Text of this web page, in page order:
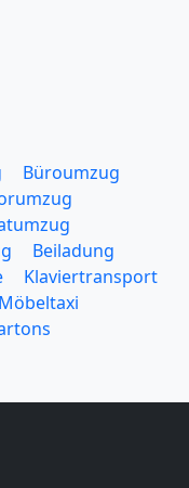
Büroumzug
Beiladung
Klaviertransport
Möbeltaxi